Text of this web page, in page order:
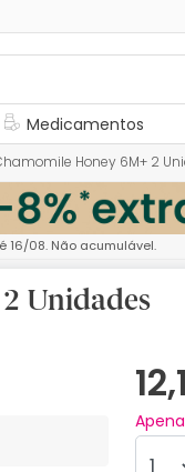
Medicamentos
Honey 6M+ 2
16/08. Não acumulável.
Unidades